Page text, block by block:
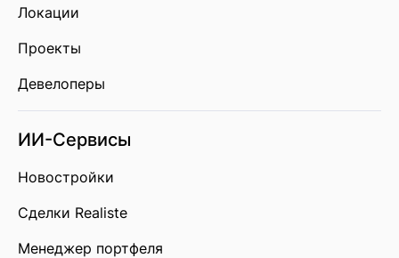
Локации
Проекты
Девелоперы
ИИ-Сервисы
Новостройки
Сделки Realiste
Менеджер портфеля